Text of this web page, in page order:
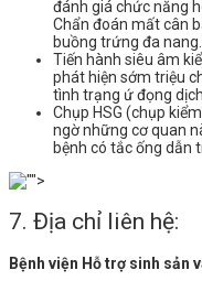
đánh giá chức năng
Chẩn đoán mất cân
buồng trứng đa
Tiến hành siêu âm
phát hiện sớm triệu
tình trạng ứ đọng
Chụp HSG (chụp
ngờ những cơ quan
bệnh có tắc ống dẫn
7. Địa chỉ liên hệ:
Bệnh viện Hỗ trợ sinh sản